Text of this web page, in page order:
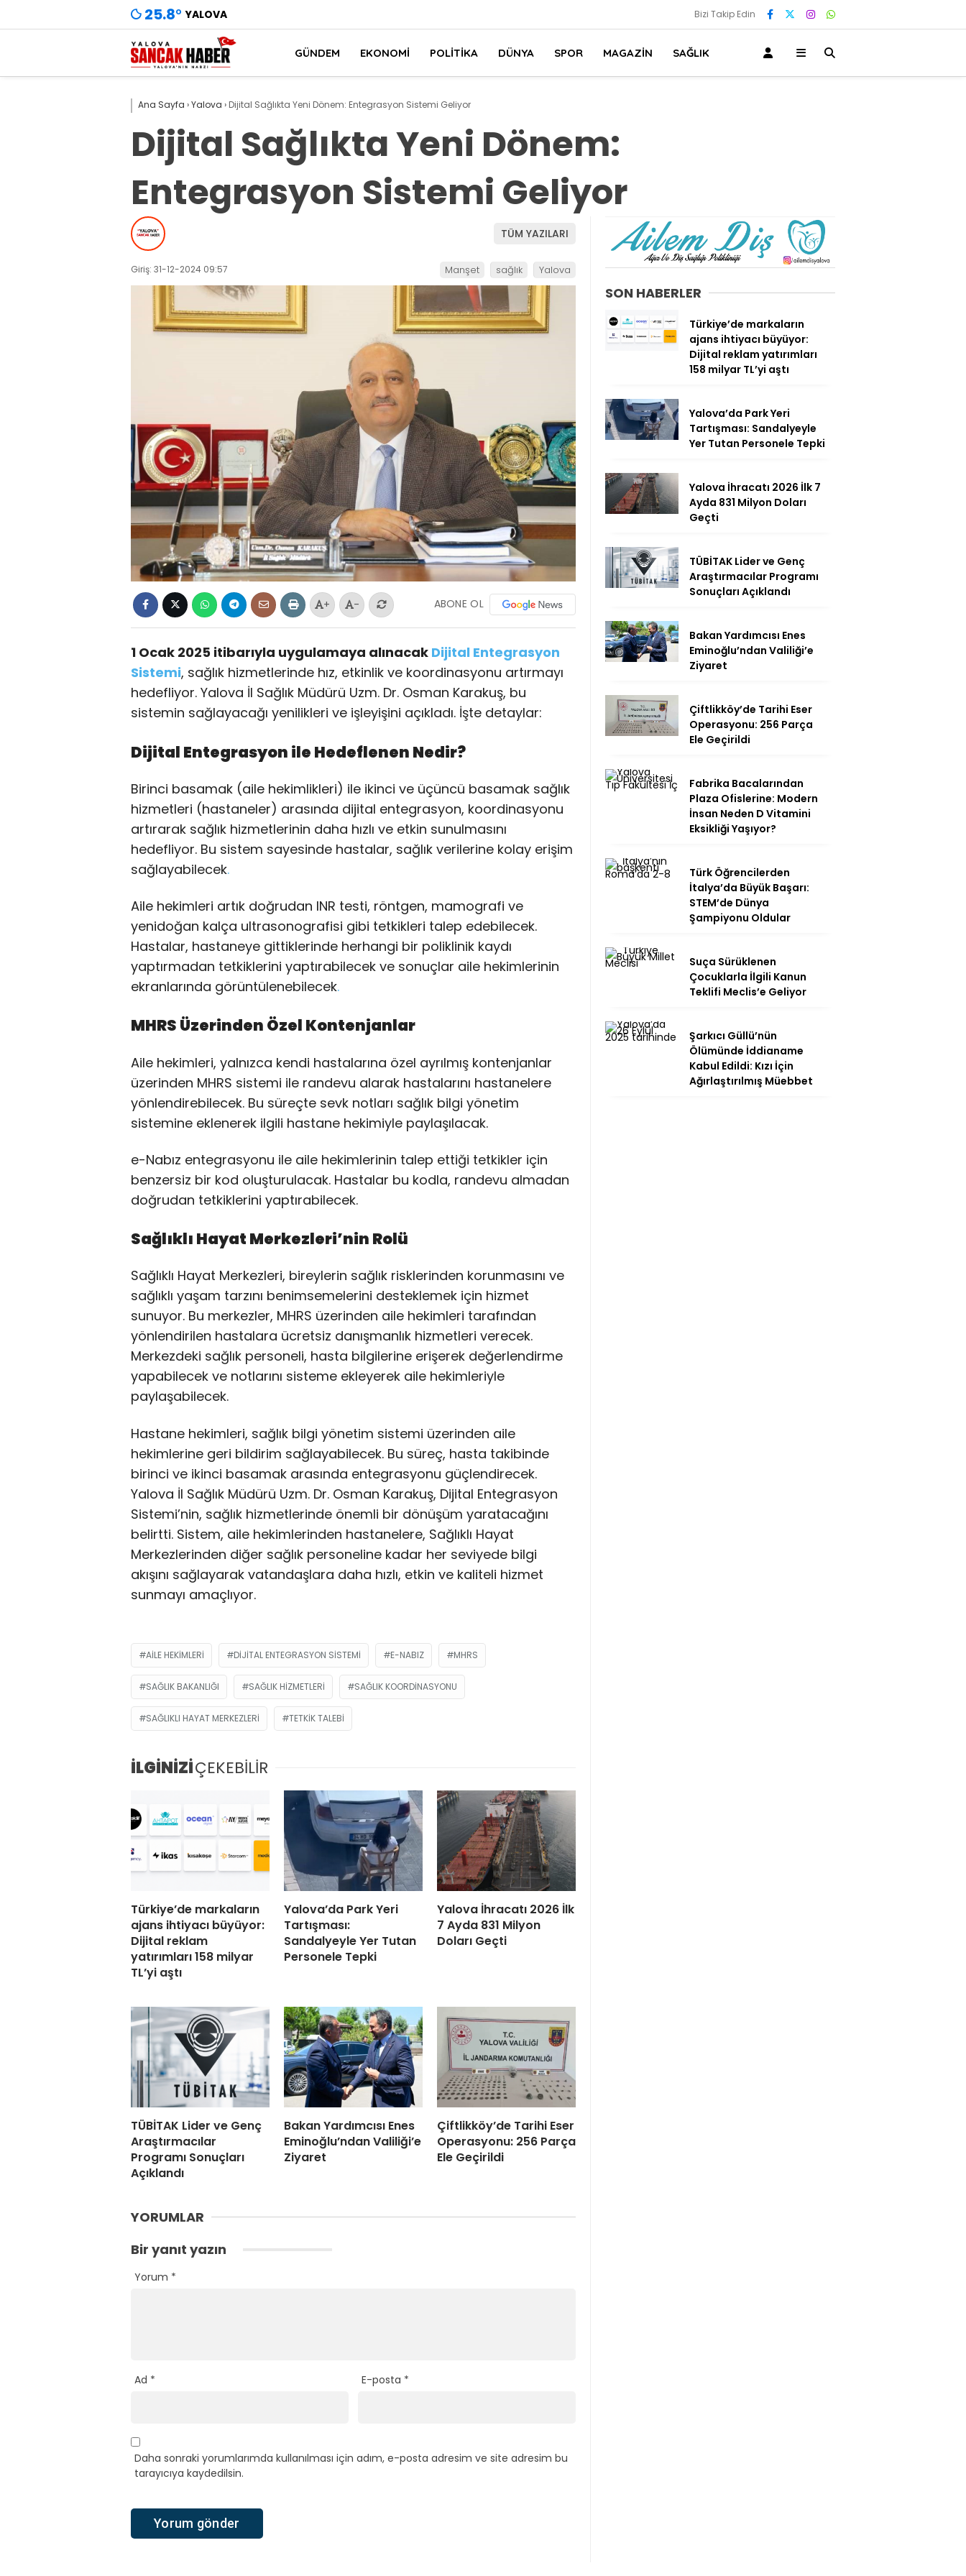
25.8° YALOVA Bizi Takip Edin
GÜNDEM EKONOMI POLITIKA DÜNYA SPOR MAGAZIN SAĞLIK
Ana Sayfa ›Yalova › Dijital Sağlıkta Yeni Dönem: Entegrasyon Sistemi Geliyor
Dijital Sağlıkta Yeni Dönem:
Entegrasyon Sistemi Geliyor
TÜM YAZILARI
Giriş: 31-12-2024 09:57 Manşet sağlık Yalova
+ - ABONE OL
1 Ocak 2025 itibarıyla uygulamaya alınacak Dijital Entegrasyon
Sistemi, sağlık hizmetlerinde hız, etkinlik ve koordinasyonu artırmayı
hedefliyor. Yalova İl Sağlık Müdürü Uzm. Dr. Osman Karakuş, bu
sistemin sağlayacağı yenilikleri ve işleyişini açıkladı. İşte detaylar:
Dijital Entegrasyon ile Hedeflenen Nedir?
Birinci basamak (aile hekimlikleri) ile ikinci ve üçüncü basamak sağlık
hizmetleri (hastaneler) arasında dijital entegrasyon, koordinasyonu
artırarak sağlık hizmetlerinin daha hızlı ve etkin sunulmasını
hedefliyor. Bu sistem sayesinde hastalar, sağlık verilerine kolay erişim
sağlayabilecek.
Aile hekimleri artık doğrudan INR testi, röntgen, mamografi ve
yenidoğan kalça ultrasonografisi gibi tetkikleri talep edebilecek.
Hastalar, hastaneye gittiklerinde herhangi bir poliklinik kaydı
yaptırmadan tetkiklerini yaptırabilecek ve sonuçlar aile hekimlerinin
ekranlarında görüntülenebilecek.
MHRS Üzerinden Özel Kontenjanlar
Aile hekimleri, yalnızca kendi hastalarına özel ayrılmış kontenjanlar
üzerinden MHRS sistemi ile randevu alarak hastalarını hastanelere
yönlendirebilecek. Bu süreçte sevk notları sağlık bilgi yönetim
sistemine eklenerek ilgili hastane hekimiyle paylaşılacak.
e-Nabız entegrasyonu ile aile hekimlerinin talep ettiği tetkikler için
benzersiz bir kod oluşturulacak. Hastalar bu kodla, randevu almadan
doğrudan tetkiklerini yaptırabilecek.
Sağlıklı Hayat Merkezleri’nin Rolü
Sağlıklı Hayat Merkezleri, bireylerin sağlık risklerinden korunmasını ve
sağlıklı yaşam tarzını benimsemelerini desteklemek için hizmet
sunuyor. Bu merkezler, MHRS üzerinden aile hekimleri tarafından
yönlendirilen hastalara ücretsiz danışmanlık hizmetleri verecek.
Merkezdeki sağlık personeli, hasta bilgilerine erişerek değerlendirme
yapabilecek ve notlarını sisteme ekleyerek aile hekimleriyle
paylaşabilecek.
Hastane hekimleri, sağlık bilgi yönetim sistemi üzerinden aile
hekimlerine geri bildirim sağlayabilecek. Bu süreç, hasta takibinde
birinci ve ikinci basamak arasında entegrasyonu güçlendirecek.
Yalova İl Sağlık Müdürü Uzm. Dr. Osman Karakuş, Dijital Entegrasyon
Sistemi’nin, sağlık hizmetlerinde önemli bir dönüşüm yaratacağını
belirtti. Sistem, aile hekimlerinden hastanelere, Sağlıklı Hayat
Merkezlerinden diğer sağlık personeline kadar her seviyede bilgi
akışını sağlayarak vatandaşlara daha hızlı, etkin ve kaliteli hizmet
sunmayı amaçlıyor.
AILE HEKIMLERI DIJITAL ENTEGRASYON SISTEMI E-NABIZ MHRS
SAĞLIK BAKANLIĞI SAĞLIK HIZMETLERI SAĞLIK KOORDINASYONU
SAĞLIKLI HAYAT MERKEZLERI TETKIK TALEBI
İLGİNİZİÇEKEBİLİR
Türkiye’de markaların
ajans ihtiyacı büyüyor:
Dijital reklam
yatırımları 158 milyar
TL’yi aştı
Yalova’da Park Yeri
Tartışması:
Sandalyeyle Yer Tutan
Personele Tepki
Yalova İhracatı 2026 İlk
7 Ayda 831 Milyon
Doları Geçti
TÜBİTAK Lider ve Genç
Araştırmacılar
Programı Sonuçları
Açıklandı
Bakan Yardımcısı Enes
Eminoğlu’ndan Valiliği’e
Ziyaret
Çiftlikköy’de Tarihi Eser
Operasyonu: 256 Parça
Ele Geçirildi
YORUMLAR
Bir yanıt yazın
Yorum *
Ad * E-posta *
Daha sonraki yorumlarımda kullanılması için adım, e-posta adresim ve site adresim bu
tarayıcıya kaydedilsin.
SON HABERLER
Türkiye’de markaların
ajans ihtiyacı büyüyor:
Dijital reklam yatırımları
158 milyar TL’yi aştı
Yalova’da Park Yeri
Tartışması: Sandalyeyle
Yer Tutan Personele Tepki
Yalova İhracatı 2026 İlk 7
Ayda 831 Milyon Doları
Geçti
TÜBİTAK Lider ve Genç
Araştırmacılar Programı
Sonuçları Açıklandı
Bakan Yardımcısı Enes
Eminoğlu’ndan Valiliği’e
Ziyaret
Çiftlikköy’de Tarihi Eser
Operasyonu: 256 Parça
Ele Geçirildi
Fabrika Bacalarından
Plaza Ofislerine: Modern
İnsan Neden D Vitamini
Eksikliği Yaşıyor?
Türk Öğrencilerden
İtalya’da Büyük Başarı:
STEM’de Dünya
Şampiyonu Oldular
Suça Sürüklenen
Çocuklarla İlgili Kanun
Teklifi Meclis’e Geliyor
Şarkıcı Güllü’nün
Ölümünde İddianame
Kabul Edildi: Kızı İçin
Ağırlaştırılmış Müebbet